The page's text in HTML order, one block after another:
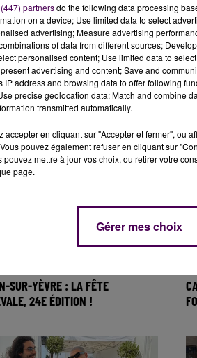
RECORD POUR LE
BEAUREGARD
SUR-YÈVRE : LA FÊTE
24E ÉDITION !
partnersdo the following data processing
on a device; Use limited data to select
advertising; Measure advertising
of data from different sources;
personalised content; Use limited data to
advertising and content; Save and
IP address and browsing data to offer following
precise geolocation data; Match and combine
transmitted automatically.
accepter en cliquant sur "Accepter et fermer", ou
pouvez également refuser en cliquant sur
pouvez mettre à jour vos choix, ou retirer votre
page.
Gérer mes choix